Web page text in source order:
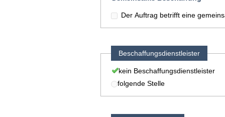
Der Auftrag betrifft eine
Beschaffungsdienstleister
kein Beschaffungsdienstleister
folgende Stelle